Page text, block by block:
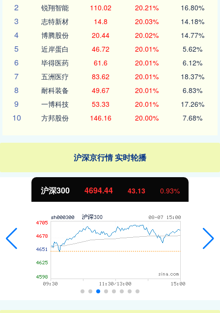
2 锐翔智能 110.02 20.21% 16.80%
3 志特新材 14.8 20.03% 14.18%
4 博腾股份 20.44 20.02% 14.77%
5 近岸蛋白 46.72 20.01% 5.62%
6 毕得医药 61.6 20.01% 6.12%
7 五洲医疗 83.62 20.01% 18.37%
8 耐科装备 49.67 20.01% 6.83%
9 一博科技 53.33 20.01% 17.26%
10 方邦股份 146.16 20.00% 7.68%
沪深京行情 实时轮播
沪深300 4694.44 43.13 0.93%